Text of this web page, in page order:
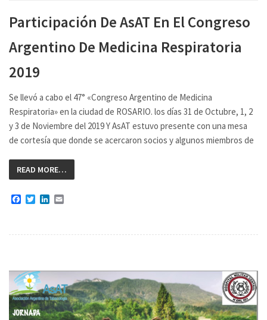
Participación De AsAT En El Congreso
Argentino De Medicina Respiratoria
2019
Se llevó a cabo el 47° «Congreso Argentino de Medicina
Respiratoria» en la ciudad de ROSARIO. los días 31 de Octubre, 1, 2
y 3 de Noviembre del 2019 Y AsAT estuvo presente con una mesa
de cortesía que donde se acercaron socios y algunos miembros de
READ MORE…
Facebook
TwitterLinkedIn